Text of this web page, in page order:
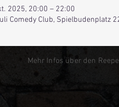
2025, 20:00 – 22:00
Comedy Club, Spielbudenplatz
Mehr Infos über den